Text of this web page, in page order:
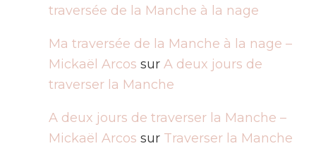
traversée de la Manche à la nage
Ma traversée de la Manche à la nage –
Mickaël Arcos sur A deux jours de
traverser la Manche
A deux jours de traverser la Manche –
Mickaël Arcos sur Traverser la Manche